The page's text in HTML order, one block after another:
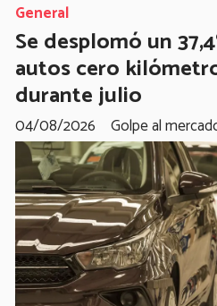
Se desplomó un
autos cero
durante julio
Golpe al
General
04/08/2026